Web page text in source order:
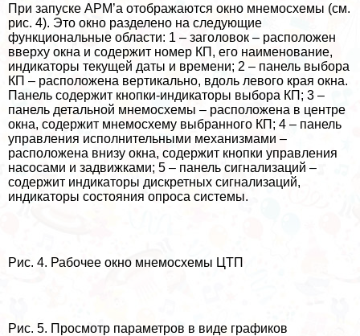
При запуске АРМ’а отображаются окно мнемосхемы (см.
рис. 4). Это окно разделено на следующие
функциональные области: 1 – заголовок – расположен
вверху окна и содержит номер КП, его наименование,
индикаторы текущей даты и времени; 2 – панель выбора
КП – расположена вертикально, вдоль левого края окна.
Панель содержит кнопки-индикаторы выбора КП; 3 –
панель детальной мнемосхемы – расположена в центре
окна, содержит мнемосхему выбранного КП; 4 – панель
управления исполнительными механизмами –
расположена внизу окна, содержит кнопки управления
насосами и задвижками; 5 – панель сигнализаций –
содержит индикаторы дискретных сигнализаций,
индикаторы состояния опроса системы.
Рис. 4. Рабочее окно мнемосхемы ЦТП
Рис. 5. Просмотр параметров в виде графиков